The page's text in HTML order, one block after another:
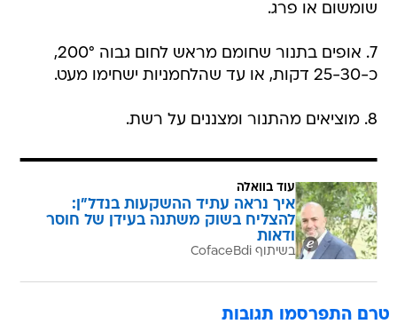
שומשום או פרג.
7. אופים בתנור שחומם מראש לחום גבוה 200°,
כ-25-30 דקות, או עד שהלחמניות ישחימו מעט.
8. מוציאים מהתנור ומצננים על רשת.
עוד בוואלה
איך נראה עתיד ההשקעות בנדל"ן:
להצליח בשוק משתנה בעידן של חוסר
ודאות
בשיתוף CofaceBdi
טרם התפרסמו תגובות